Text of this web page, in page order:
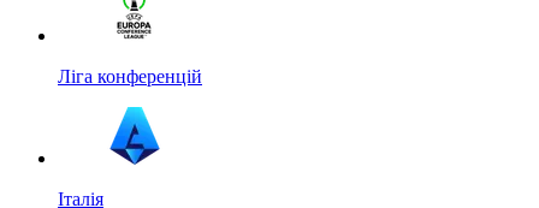
Ліга конференцій
Італія